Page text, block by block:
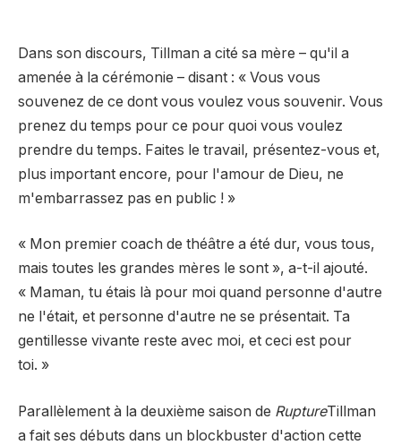
Dans son discours, Tillman a cité sa mère – qu'il a
amenée à la cérémonie – disant : « Vous vous
souvenez de ce dont vous voulez vous souvenir. Vous
prenez du temps pour ce pour quoi vous voulez
prendre du temps. Faites le travail, présentez-vous et,
plus important encore, pour l'amour de Dieu, ne
m'embarrassez pas en public ! »
« Mon premier coach de théâtre a été dur, vous tous,
mais toutes les grandes mères le sont », a-t-il ajouté.
« Maman, tu étais là pour moi quand personne d'autre
ne l'était, et personne d'autre ne se présentait. Ta
gentillesse vivante reste avec moi, et ceci est pour
toi. »
Parallèlement à la deuxième saison de RuptureTillman
a fait ses débuts dans un blockbuster d'action cette